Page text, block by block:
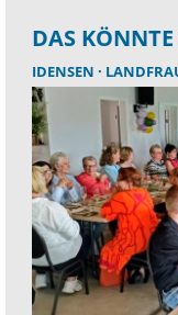
DAS KÖNNTE
IDENSEN